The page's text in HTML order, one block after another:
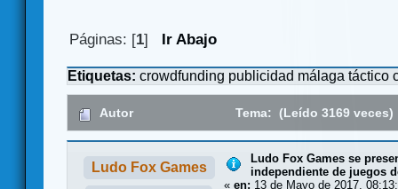
Páginas: [1] Ir Abajo
Etiquetas: crowdfunding publicidad málaga táctico
Autor Tema: (Leído 3169 veces)
Ludo Fox Games
Ludo Fox Games se
independiente de juegos
« en: 13 de Mayo de 2017,